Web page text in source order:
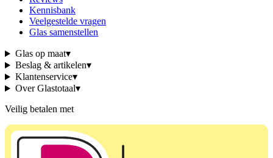
Kennisbank
Veelgestelde vragen
Glas samenstellen
Glas op maat▾
Beslag & artikelen▾
Klantenservice▾
Over Glastotaal▾
Veilig betalen met